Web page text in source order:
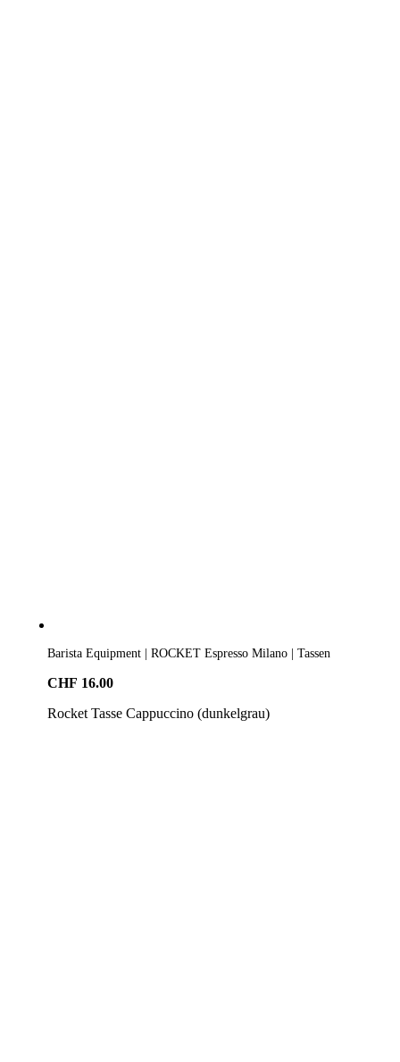
Barista Equipment | ROCKET Espresso Milano | Tassen
CHF 16.00
Rocket Tasse Cappuccino (dunkelgrau)